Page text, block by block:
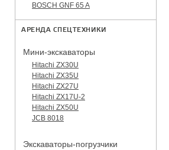
BOSCH GNF 65 A
АРЕНДА СПЕЦТЕХНИКИ
Мини-экскаваторы
Hitachi ZX30U
Hitachi ZX35U
Hitachi ZX27U
Hitachi ZX17U-2
Hitachi ZX50U
JCB 8018
Экскаваторы-погрузчики